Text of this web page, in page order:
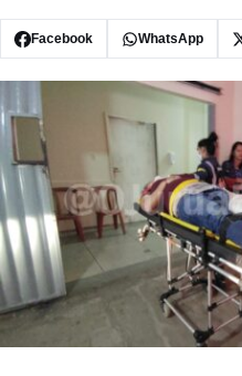
Facebook WhatsApp